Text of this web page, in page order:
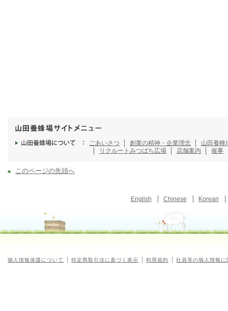
ごあいさつ 創業の精神・企業理念
山田養蜂
リクルート みつばち広場 店舗案内 催事
このページの先頭へ
English Chinese Korean
個人情報保護について 特定商取引法に基づく表示 利用規約 社員等の個人情報